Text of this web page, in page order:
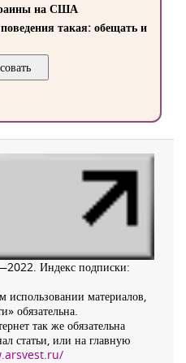
на США
такая: обещать и
Индекс подписки:
использовании материалов,
обязательна.
так же обязательна
статьи, или на главную